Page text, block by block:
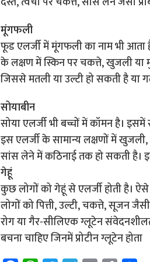
मूंगफली
फूड एलर्जी में मूंगफली का नाम भी आता
के लक्षण में स्किन पर चकत्ते, खुजली
जिससे मतली या उल्टी हो सकती है
सोयाबीन
सोया एलर्जी भी बच्चों में कॉमन है।
इस एलर्जी के सामान्य लक्षणों में
सांस लेने में कठिनाई तक हो सकती है।
गेहूं
कुछ लोगों को गेहूं से एलर्जी होती है।
लोगों को पित्ती, उल्टी, चकत्ते, सूजन
रोग या गैर-सीलिएक ग्लूटेन
बचना चाहिए जिनमें प्रोटीन ग्लूटेन होता